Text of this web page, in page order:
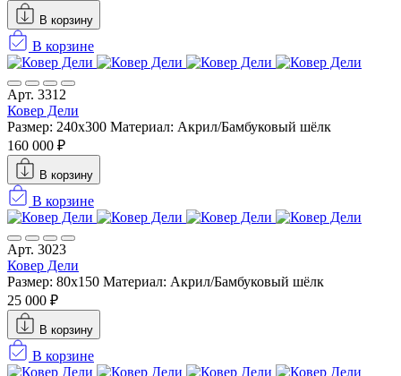
В корзину
В корзине
Арт. 3312
Ковер Дели
Размер: 240х300 Материал: Акрил/Бамбуковый шёлк
160 000 ₽
В корзину
В корзине
Арт. 3023
Ковер Дели
Размер: 80x150 Материал: Акрил/Бамбуковый шёлк
25 000 ₽
В корзину
В корзине